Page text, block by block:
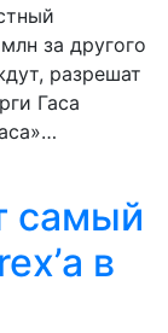
за другого
разрешат
Гаса
самый
в